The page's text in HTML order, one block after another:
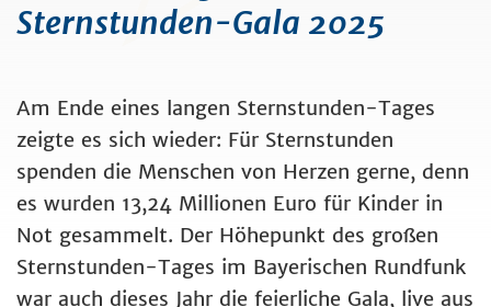
Sternstunden-Gala 2025
Am Ende eines langen Sternstunden-Tages
zeigte es sich wieder: Für Sternstunden
spenden die Menschen von Herzen gerne, denn
es wurden 13,24 Millionen Euro für Kinder in
Not gesammelt. Der Höhepunkt des großen
Sternstunden-Tages im Bayerischen Rundfunk
war auch dieses Jahr die feierliche Gala, live aus